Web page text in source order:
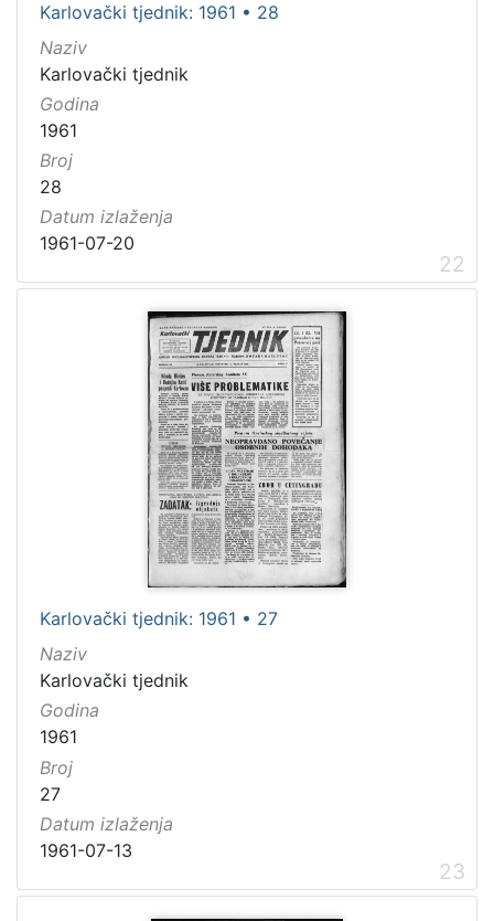
Karlovački tjednik: 1961 • 28
Naziv
Karlovački tjednik
Godina
1961
Broj
28
Datum izlaženja
1961-07-20
22
Karlovački tjednik: 1961 • 27
Naziv
Karlovački tjednik
Godina
1961
Broj
27
Datum izlaženja
1961-07-13
23